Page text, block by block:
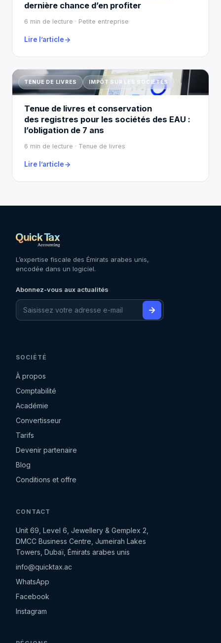
dernière chance d’en profiter
6 min de lecture · Petite entreprise
Lire l’article
TENUE DE LIVRES IMPÔT SUR LES SOCIÉTÉS
Tenue de livres et conservation
des registres pour les sociétés des EAU :
l’obligation de 7 ans
6 min de lecture · Tenue de livres
Lire l’article
L’expertise fiscale des Émirats arabes unis,
encodée dans un logiciel.
Abonnez-vous aux actualités
SOCIÉTÉ
À propos
Comptabilité
Académie
Convertisseur
Tarifs
Devenir partenaire
Blog
Conditions et offre
CONTACT
Unit 69, Level 6, Jewellery & Gemplex 2,
DMCC Business Centre, Jumeirah Lakes
Towers, Dubaï, Émirats arabes unis
info@quicktax.ac
WhatsApp
Facebook
Instagram